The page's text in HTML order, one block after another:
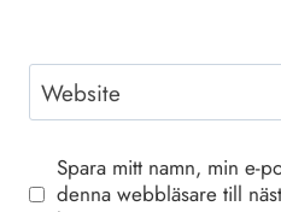
Website
Spara mitt namn, min e-
denna webbläsare till